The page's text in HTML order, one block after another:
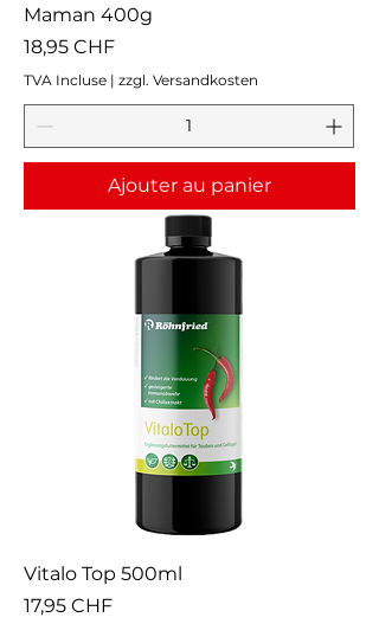
Maman 400g
Prix
18,95 CHF
TVA Incluse | zzgl. Versandkosten
Ajouter au panier
Vitalo Top 500ml
Prix
17,95 CHF